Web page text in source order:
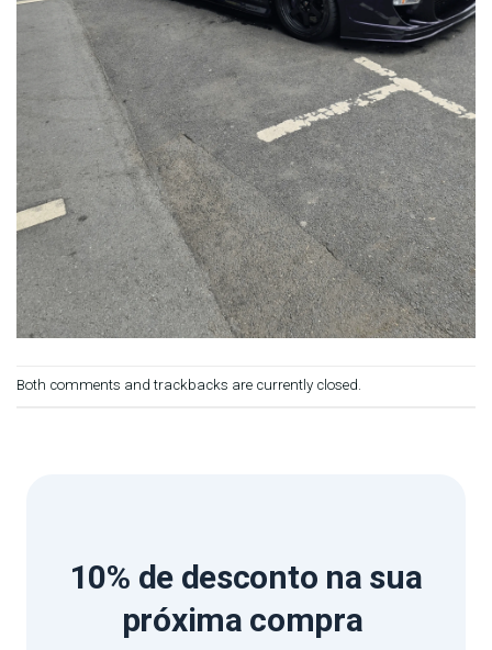
Both comments and trackbacks are currently closed.
10% de desconto na sua
próxima compra